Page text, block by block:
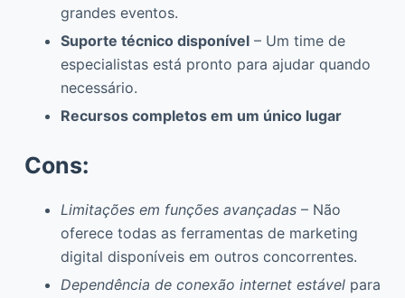
grandes eventos.
Suporte técnico disponível– Um time de
especialistas está pronto para ajudar quando
necessário.
Recursos completos em um único lugar
Cons:
Limitações em funções avançadas– Não
oferece todas as ferramentas de marketing
digital disponíveis em outros concorrentes.
Dependência de conexão internet estávelpara